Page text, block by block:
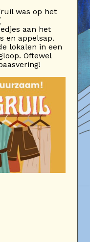
was op het
aan het
en appelsap.
lokalen in een
Oftewel